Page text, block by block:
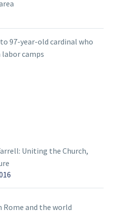
97-year-old cardinal who
labor camps
Uniting the Church,
Rome and the world